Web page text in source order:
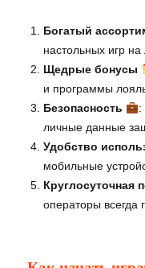
Богатый
настольных игр
Щедрые бонусы
и программы
Безопасность
:
личные данные
Удобство
мобильные
Круглосуточная
операторы всегда